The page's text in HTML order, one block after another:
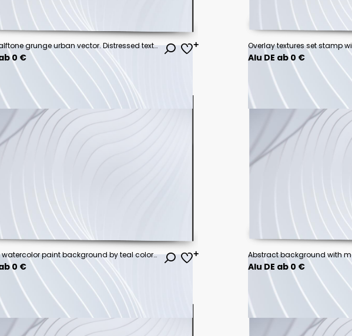
Subtle halftone grunge urban vector. Distressed texture. Grunge background. Abstract mild textured effect. Vector Illustration. Black isolated on white. EPS10.
0 € Alu DE ab 0 €
Abstract watercolor paint background by teal color blue and green with liquid fluid texture for background, banner
0 € Alu DE ab 0 €